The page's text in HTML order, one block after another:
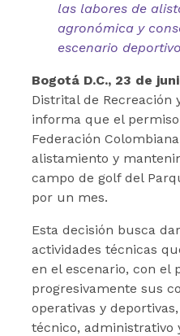
las labores de
agronómica y
escenario
Bogotá D.C., 23 de
Distrital de Recreación
informa que el
Federación
alistamiento y
campo de golf del
por un mes.
Esta decisión busca
actividades técnicas
en el escenario, con el
progresivamente sus
operativas y
técnico, administrativo